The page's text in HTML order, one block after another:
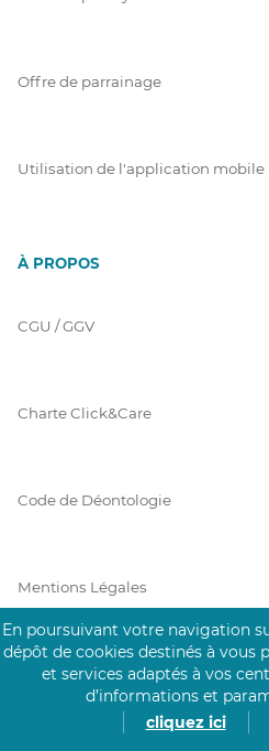
Offre de parrainage
Utilisation de l'application mobile
À PROPOS
CGU / GGV
Charte Click&Care
Code de Déontologie
Mentions Légales
Prérequis Click&Care
En poursuivant votre navigation
dépôt de cookies destinés à vous
et services adaptés à vos
d’informations et
cliquez ici